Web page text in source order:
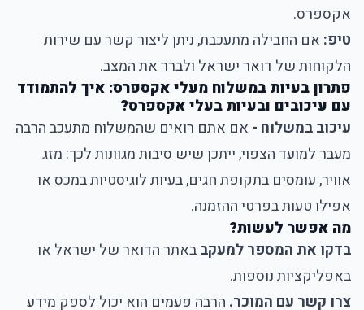
אקספרס.
טיפ: אם החבילה מתעכבת, ניתן ליצור קשר עם שירות
הלקוחות של דואר ישראל ולברר את המצב.
פתרון בעיות במשלוח מעלי אקספרס: איך להתמודד
עם עיכובים ובעיות בעלי אקספרס?
עיכוב במשלוח - אם אתם רואים שהמשלוח מתעכב הרבה
מעבר למועד הצפוי, ייתכן שיש סיבות מגוונות לכך: מזג
אוויר, עומסים בתקופת חגים, בעיות לוגיסטיות במכס או
אפילו טעות בפרטי ההזמנה.
מה אפשר לעשות?
בדקו את המספר למעקבבאתר הדואר של ישראל או
באפליקציות נוספות.
צרו קשר עם המוכר. הרבה פעמים הוא יכול לספק מידע